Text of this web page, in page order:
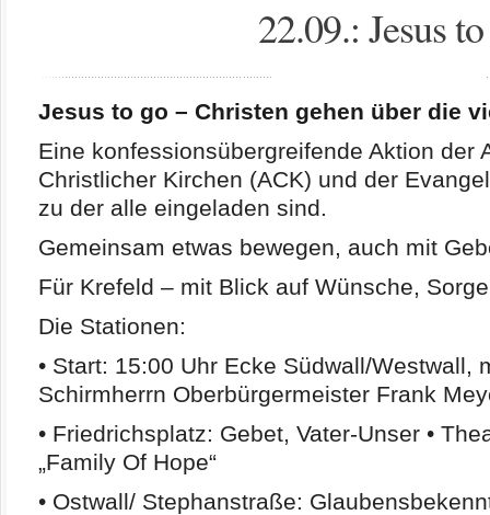
22.09.: Jesus
Jesus to go – Christen gehen über die
Eine konfessionsübergreifende Aktion der
Christlicher Kirchen (ACK) und der
zu der alle eingeladen sind.
Gemeinsam etwas bewegen, auch mit
Für Krefeld – mit Blick auf Wünsche,
Die Stationen:
• Start: 15:00 Uhr Ecke Südwall/Westwall,
Schirmherrn Oberbürgermeister Frank
• Friedrichsplatz: Gebet, Vater-Unser •
„Family Of Hope“
• Ostwall/ Stephanstraße: